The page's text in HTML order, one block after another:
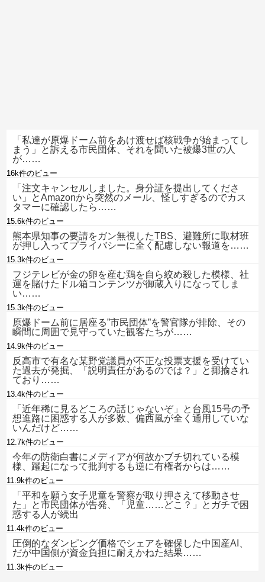
「私達が原爆ドーム前をあけ渡せば核戦争が始まってし
まう」と訴える市民団体、それを聞いた被爆3世の人
が……
16k件のビュー
「注文キャンセルしました。身分証を提出してくださ
い」とAmazonから突然のメール、怪しすぎるのでカス
タマーに確認したら……
15.6k件のビュー
熊本県知事の要請をガン無視したTBS、避難所に取材班
が押し入ってプライバシーに全く配慮しない報道を……
15.3k件のビュー
フジテレビが金の卵を産む鶏を自ら絞め殺した模様、社
運を賭けたドル箱コンテンツが御蔵入りになってしま
い……
15.3k件のビュー
原爆ドーム前に居座る”市民団体”を警官隊が排除、その
瞬間に周囲で見守っていた観客たちが……
14.9k件のビュー
反高市で有名な某野党議員が不正な投票支援を受けてい
た過去が発掘、「説明責任があるのでは？」と揶揄され
ており……
13.4k件のビュー
「近年稀に見るどころの話じゃないぞ」と台風15号の予
想進路に困惑する人が多数、偏西風が全く通用していな
いんだけど……
12.7k件のビュー
今年の防衛白書にメディアが何故かブチ切れている模
様、躍起になって批判するも逆に有権者からは……
11.9k件のビュー
「平和を願う女子児童を警察が取り押さえて移動させ
た」と市民団体が告発、「児童……どこ？」とガチで困
惑する人が続出
11.4k件のビュー
圧倒的なダンピング価格でシェアを確保した中国産AI、
だが中国側が資金負担に耐えかねた結果……
11.3k件のビュー